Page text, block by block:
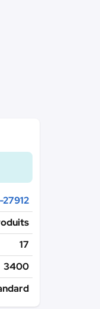
27912
17
3400